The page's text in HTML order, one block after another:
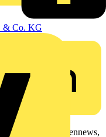
& Co. KG
zu Branchennews,